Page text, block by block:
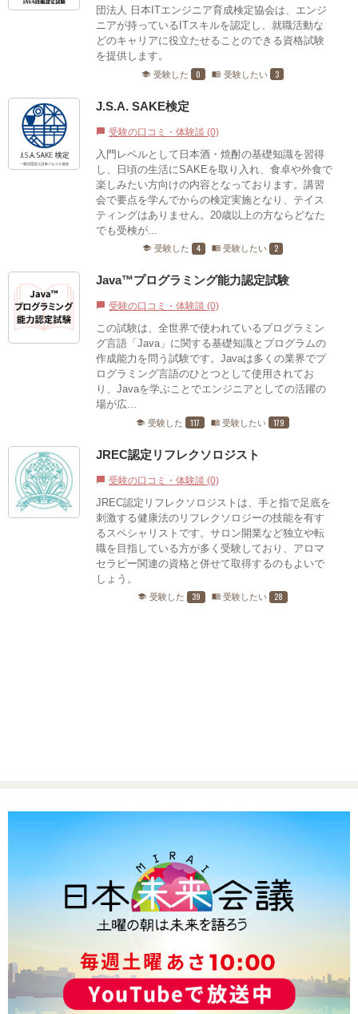
団法人 日本ITエンジニア育成検定協会は、エンジ
ニアが持っているITスキルを認定し、就職活動な
どのキャリアに役立たせることのできる資格試験
を提供します。
school 受験した 0 menu_book 受験したい 3
J.S.A. SAKE検定
chat_bubble 受験の口コミ・体験談 (0)
入門レベルとして日本酒・焼酎の基礎知識を習得
し、日頃の生活にSAKEを取り入れ、食卓や外食で
楽しみたい方向けの内容となっております。講習
会で要点を学んでからの検定実施となり、テイス
ティングはありません。20歳以上の方ならどなた
でも受検が...
school 受験した 4 menu_book 受験したい 2
Java™プログラミング能力認定試験
chat_bubble 受験の口コミ・体験談 (0)
この試験は、全世界で使われているプログラミン
グ言語「Java」に関する基礎知識とプログラムの
作成能力を問う試験です。Javaは多くの業界でプ
ログラミング言語のひとつとして使用されてお
り、Javaを学ぶことでエンジニアとしての活躍の
場が広...
school 受験した 117 menu_book 受験したい 179
JREC認定リフレクソロジスト
chat_bubble 受験の口コミ・体験談 (0)
JREC認定リフレクソロジストは、手と指で足底を
刺激する健康法のリフレクソロジーの技能を有す
るスペシャリストです。サロン開業など独立や転
職を目指している方が多く受験しており、アロマ
セラピー関連の資格と併せて取得するのもよいで
しょう。
school 受験した 39 menu_book 受験したい 28